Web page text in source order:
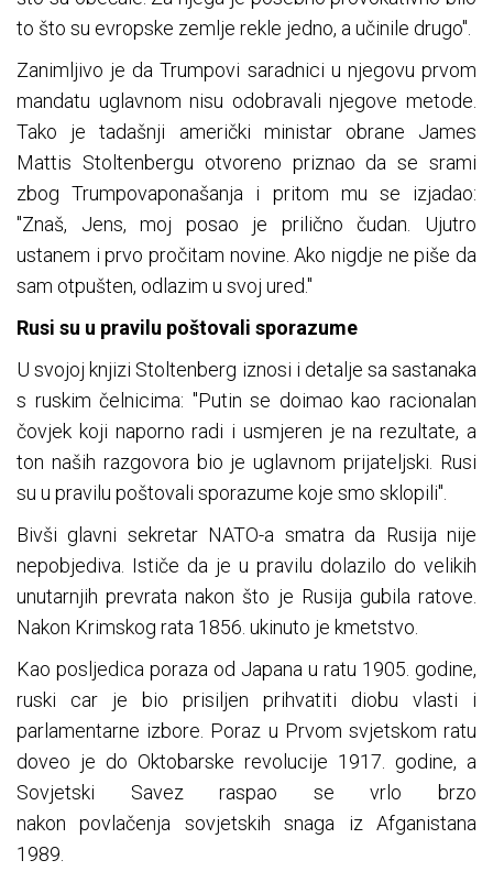
to što su evropske zemlje rekle jedno, a učinile drugo".
Zanimljivo je da Trumpovi saradnici u njegovu prvom
mandatu uglavnom nisu odobravali njegove metode.
Tako je tadašnji američki ministar obrane James
Mattis Stoltenbergu otvoreno priznao da se srami
zbog Trumpovaponašanja i pritom mu se izjadao:
"Znaš, Jens, moj posao je prilično čudan. Ujutro
ustanem i prvo pročitam novine. Ako nigdje ne piše da
sam otpušten, odlazim u svoj ured."
Rusi su u pravilu poštovali sporazume
U svojoj knjizi Stoltenberg iznosi i detalje sa sastanaka
s ruskim čelnicima: "Putin se doimao kao racionalan
čovjek koji naporno radi i usmjeren je na rezultate, a
ton naših razgovora bio je uglavnom prijateljski. Rusi
su u pravilu poštovali sporazume koje smo sklopili".
Bivši glavni sekretar NATO-a smatra da Rusija nije
nepobjediva. Ističe da je u pravilu dolazilo do velikih
unutarnjih prevrata nakon što je Rusija gubila ratove.
Nakon Krimskog rata 1856. ukinuto je kmetstvo.
Kao posljedica poraza od Japana u ratu 1905. godine,
ruski car je bio prisiljen prihvatiti diobu vlasti i
parlamentarne izbore. Poraz u Prvom svjetskom ratu
doveo je do Oktobarske revolucije 1917. godine, a
Sovjetski Savez raspao se vrlo brzo
nakon povlačenja sovjetskih snaga iz Afganistana
1989.